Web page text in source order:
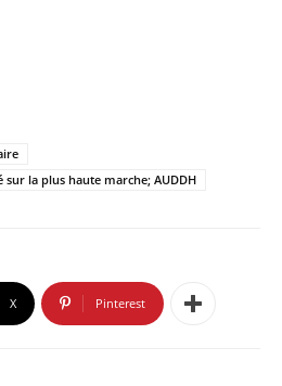
la plus haute marche; AUDDH
X Pinterest